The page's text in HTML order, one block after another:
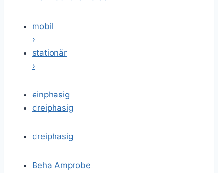
mobil
›
stationär
›
einphasig
dreiphasig
dreiphasig
Beha Amprobe